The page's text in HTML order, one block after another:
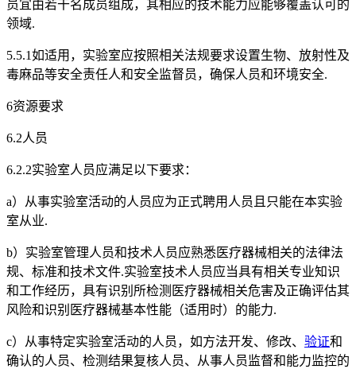
员宜由若干名成员组成，其相应的技术能力应能够覆盖认可的
领域.
5.5.1如适用，实验室应按照相关法规要求设置生物、放射性及
毒麻品等安全责任人和安全监督员，确保人员和环境安全.
6资源要求
6.2人员
6.2.2实验室人员应满足以下要求：
a）从事实验室活动的人员应为正式聘用人员且只能在本实验
室从业.
b）实验室管理人员和技术人员应熟悉医疗器械相关的法律法
规、标准和技术文件.实验室技术人员应当具有相关专业知识
和工作经历，具有识别所检测医疗器械相关危害及正确评估其
风险和识别医疗器械基本性能（适用时）的能力.
c）从事特定实验室活动的人员，如方法开发、修改、 验证和
确认的人员、检测结果复核人员、从事人员监督和能力监控的